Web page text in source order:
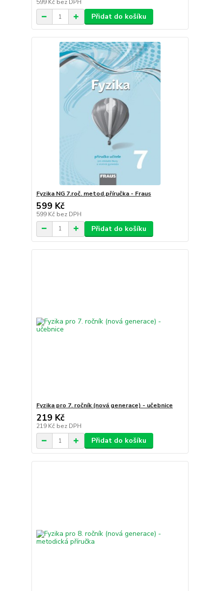
599 Kč bez DPH
Přidat do košíku
Fyzika NG 7.roč. metod.příručka - Fraus
599 Kč
599 Kč bez DPH
Přidat do košíku
Fyzika pro 7. ročník (nová generace) - učebnice
219 Kč
219 Kč bez DPH
Přidat do košíku